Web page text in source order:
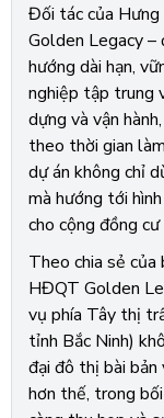
Đối tác của Hưng
Golden Legacy
hướng dài hạn,
nghiệp tập trung
dựng và vận
theo thời gian
dự án không chỉ
mà hướng tới
cho cộng đồng cư
Theo chia sẻ
HĐQT Golden
vụ phía Tây thị
tỉnh Bắc Ninh)
đại đô thị bài bản
hơn thế, trong